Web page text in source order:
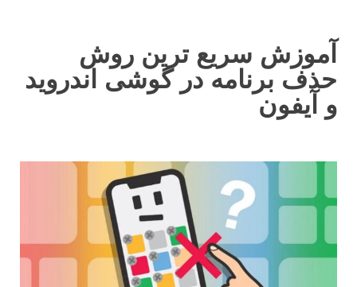
آموزش سریع ترین روش
حذف برنامه در گوشی اندروید
و آیفون